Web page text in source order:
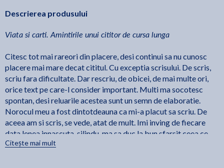
Descrierea produsului
Viata si carti. Amintirile unui cititor de cursa lunga
Citesc tot mai rareori din placere, desi continui sa nu cunosc
placere mai mare decat cititul. Cu exceptia scrisului. De scris,
scriu fara dificultate. Dar rescriu, de obicei, de mai multe ori,
orice text pe care-l consider important. Multi ma socotesc
spontan, desi reluarile acestea sunt un semn de elaboratie.
Norocul meu a fost dintotdeauna ca mi-a placut sa scriu. De
aceea am si scris, se vede, atat de mult. Imi inving de fiecare
data lenea innascuta, silindu-ma sa duc la bun sfarsit ceea ce
am inceput. Istoria critica a reprezentat, din acest punct
Citește mai mult